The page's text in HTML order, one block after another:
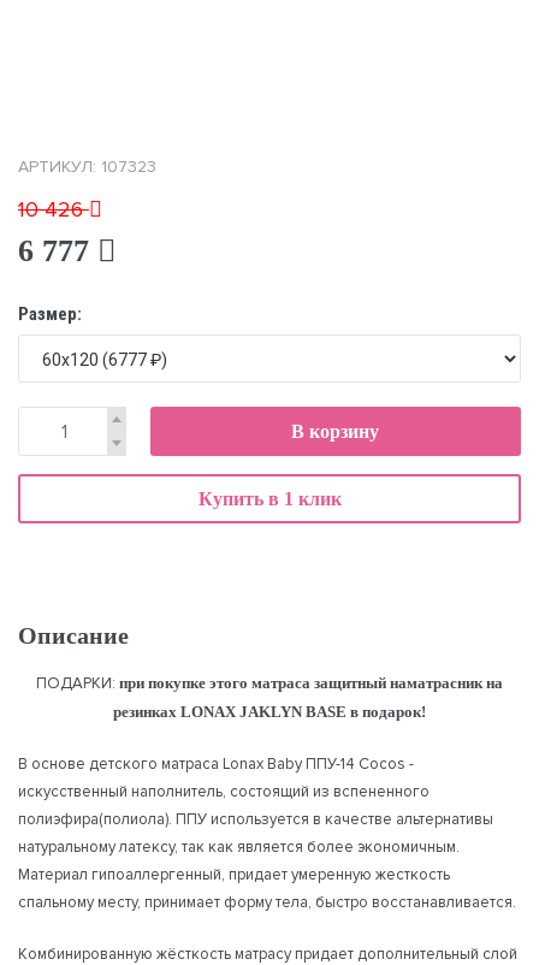
АРТИКУЛ: 107323
10 426
6 777
Размер:
В корзину
Купить в 1 клик
Описание
ПОДАРКИ: при покупке этого матраса защитный наматрасник на
резинках LONAX JAKLYN BASE в подарок!
В основе детского матраса Lonax Baby ППУ-14 Cocos -
искусственный наполнитель, состоящий из вспененного
полиэфира(полиола). ППУ используется в качестве альтернативы
натуральному латексу, так как является более экономичным.
Материал гипоаллергенный, придает умеренную жесткость
спальному месту, принимает форму тела, быстро восстанавливается.
Комбинированную жёсткость матрасу придает дополнительный слой